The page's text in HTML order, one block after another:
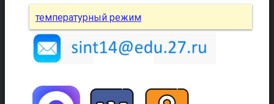
температурный режим